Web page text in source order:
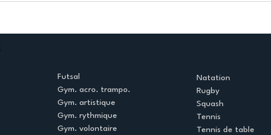
Futsal
Gym. acro. trampo.
Gym. artistique
Gym. rythmique
Gym. volontaire
Natation
Rugby
Squash
Tennis
Tennis de table